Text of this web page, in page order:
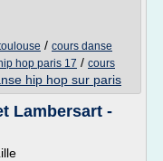
/ cours danse
hop paris 17 / cours
hip hop sur paris
Lambersart -